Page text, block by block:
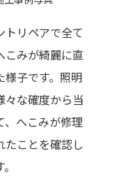
トリペアで全て
こみが綺麗に直
様子です。照明
々な確度から当
、へこみが修理
たことを確認し